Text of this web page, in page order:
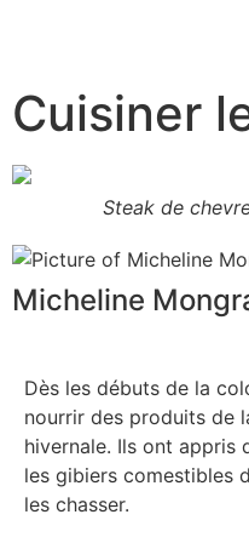
Cuisiner
Steak de
Micheline
Dès les débuts de la
nourrir des produits de
hivernale. Ils ont appris
les gibiers comestibles
les chasser.